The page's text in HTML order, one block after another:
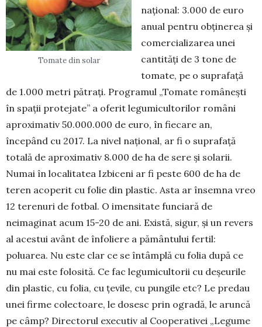
Tomate din solar
național: 3.000 de euro
anual pentru obținerea și
comer­cia­li­za­rea unei
cantități de 3 tone de
tomate, pe o su­prafață
de 1.000 metri pătrați. Programul „To­mate românești
în spații protejate” a ofe­rit legumicultorilor români
aproximativ 50.000.000 de euro, în fiecare an,
începând cu 2017. La nivel național, ar fi o suprafață
totală de aproximativ 8.000 de ha de sere și solarii.
Numai în localitatea Izbiceni ar fi peste 600 de ha de
teren acoperit cu folie din plastic. Asta ar în­sem­na vreo
12 terenuri de fotbal. O imensitate funciară de
neimaginat acum 15-20 de ani. Există, sigur, și un revers
al acestui avânt de înfoliere a pământului fertil:
poluarea. Nu este clar ce se întâmplă cu folia după ce
nu mai este folosită. Ce fac legumicultorii cu deșeurile
din plastic, cu folia, cu țevile, cu pungile etc? Le predau
unei firme colectoare, le dosesc prin ogradă, le aruncă
pe câmp? Directorul executiv al Cooperativei „Legu­me